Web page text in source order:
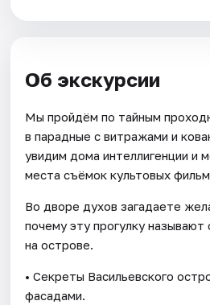
Об экскурсии
Мы пройдём по тайным
в парадные с витражами и
увидим дома интеллигенции и
места съёмок культовых
Во дворе духов загадаете
почему эту прогулку
на острове.
• Секреты Васильевского
фасадами.